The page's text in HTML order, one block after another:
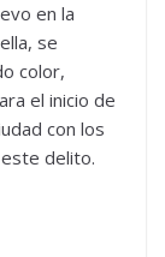
en la
se
color,
el inicio de
con los
delito.